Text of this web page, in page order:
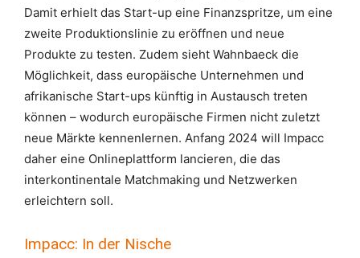
Damit erhielt das Start-up eine Finanzspritze, um eine
zweite Produktionslinie zu eröffnen und neue
Produkte zu testen. Zudem sieht Wahnbaeck die
Möglichkeit, dass europäische Unternehmen und
afrikanische Start-ups künftig in Austausch treten
können – wodurch europäische Firmen nicht zuletzt
neue Märkte kennenlernen. Anfang 2024 will Impacc
daher eine Onlineplattform lancieren, die das
interkontinentale Matchmaking und Netzwerken
erleichtern soll.
Impacc: In der Nische